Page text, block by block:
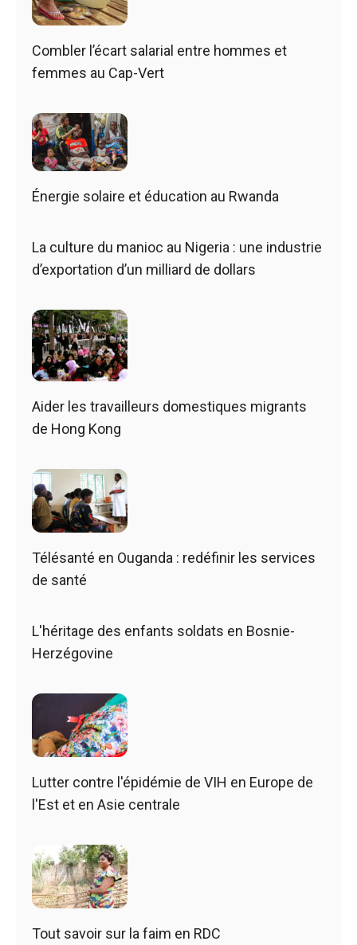
Combler l’écart salarial entre hommes et
femmes au Cap-Vert
Énergie solaire et éducation au Rwanda
La culture du manioc au Nigeria : une industrie
d’exportation d’un milliard de dollars
Aider les travailleurs domestiques migrants
de Hong Kong
Télésanté en Ouganda : redéfinir les services
de santé
L'héritage des enfants soldats en Bosnie-
Herzégovine
Lutter contre l'épidémie de VIH en Europe de
l'Est et en Asie centrale
Tout savoir sur la faim en RDC